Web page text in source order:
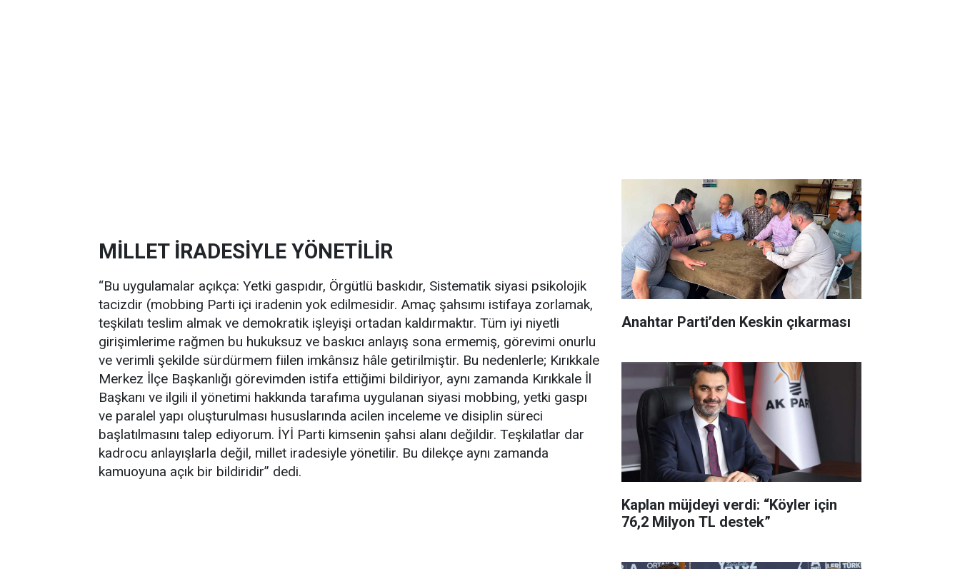
MİLLET İRADESİYLE YÖNETİLİR
“Bu uygulamalar açıkça: Yetki gaspıdır, Örgütlü baskıdır, Sistematik siyasi psikolojik
tacizdir (mobbing Parti içi iradenin yok edilmesidir. Amaç şahsımı istifaya zorlamak,
teşkilatı teslim almak ve demokratik işleyişi ortadan kaldırmaktır. Tüm iyi niyetli
girişimlerime rağmen bu hukuksuz ve baskıcı anlayış sona ermemiş, görevimi onurlu
ve verimli şekilde sürdürmem fiilen imkânsız hâle getirilmiştir. Bu nedenlerle; Kırıkkale
Merkez İlçe Başkanlığı görevimden istifa ettiğimi bildiriyor, aynı zamanda Kırıkkale İl
Başkanı ve ilgili il yönetimi hakkında tarafıma uygulanan siyasi mobbing, yetki gaspı
ve paralel yapı oluşturulması hususlarında acilen inceleme ve disiplin süreci
başlatılmasını talep ediyorum. İYİ Parti kimsenin şahsi alanı değildir. Teşkilatlar dar
kadrocu anlayışlarla değil, millet iradesiyle yönetilir. Bu dilekçe aynı zamanda
kamuoyuna açık bir bildiridir” dedi.
Anahtar Parti’den Keskin çıkarması
Kaplan müjdeyi verdi: “Köyler için
76,2 Milyon TL destek”